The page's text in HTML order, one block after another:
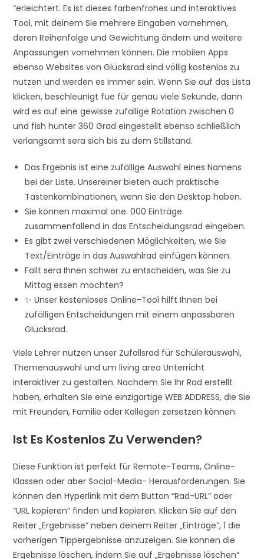
“erleichtert. Es ist dieses farbenfrohes und interaktives
Tool, mit deinem Sie mehrere Eingaben vornehmen,
deren Reihenfolge und Gewichtung ändern und weitere
Anpassungen vornehmen können. Die mobilen Apps
ebenso Websites von Glücksrad sind völlig kostenlos zu
nutzen und werden es immer sein. Wenn Sie auf das Lista
klicken, beschleunigt fue für genau viele Sekunde, dann
wird es auf eine gewisse zufällige Rotation zwischen 0
und fish hunter 360 Grad eingestellt ebenso schließlich
verlangsamt sera sich bis zu dem Stillstand.
Das Ergebnis ist eine zufällige Auswahl eines Namens
bei der Liste. Unsereiner bieten auch praktische
Tastenkombinationen, wenn Sie den Desktop haben.
Sie können maximal one. 000 Einträge
zusammenfallend in das Entscheidungsrad eingeben.
Es gibt zwei verschiedenen Möglichkeiten, wie Sie
Text/Einträge in das Auswahlrad einfügen können.
Fällt sera Ihnen schwer zu entscheiden, was Sie zu
Mittag essen möchten?
✨ Unser kostenloses Online-Tool hilft Ihnen bei
zufälligen Entscheidungen mit einem anpassbaren
Glücksrad.
Viele Lehrer nutzen unser Zufallsrad für Schülerauswahl,
Themenauswahl und um living area Unterricht
interaktiver zu gestalten. Nachdem Sie Ihr Rad erstellt
haben, erhalten Sie eine einzigartige WEB ADDRESS, die Sie
mit Freunden, Familie oder Kollegen zersetzen können.
Ist Es Kostenlos Zu Verwenden?
Diese Funktion ist perfekt für Remote-Teams, Online-
Klassen oder aber Social-Media- Herausforderungen. Sie
können den Hyperlink mit dem Button “Rad-URL” oder
“URL kopieren” finden und kopieren. Klicken Sie auf den
Reiter „Ergebnisse“ neben deinem Reiter „Einträge“, 1 die
vorherigen Tippergebnisse anzuzeigen. Sie können die
Ergebnisse löschen, indem Sie auf „Ergebnisse löschen“